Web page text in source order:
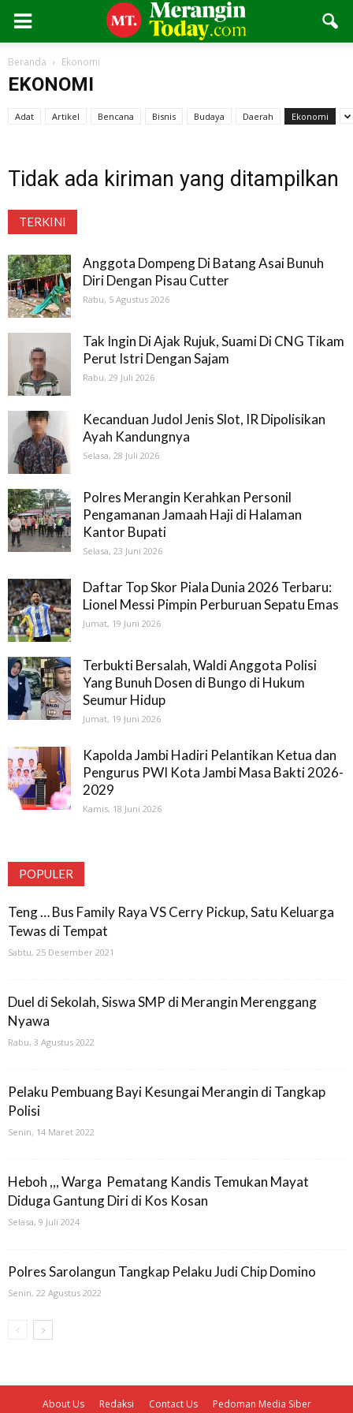
Beranda Ekonomi
EKONOMI
Adat Artikel Bencana Bisnis Budaya Daerah Ekonomi
Tidak ada kiriman yang ditampilkan
TERKINI
Anggota Dompeng Di Batang Asai Bunuh
Diri Dengan Pisau Cutter
Rabu, 5 Agustus 2026
Tak Ingin Di Ajak Rujuk, Suami Di CNG Tikam
Perut Istri Dengan Sajam
Rabu, 29 Juli 2026
Kecanduan Judol Jenis Slot, IR Dipolisikan
Ayah Kandungnya
Selasa, 28 Juli 2026
Polres Merangin Kerahkan Personil
Pengamanan Jamaah Haji di Halaman
Kantor Bupati
Selasa, 23 Juni 2026
Daftar Top Skor Piala Dunia 2026 Terbaru:
Lionel Messi Pimpin Perburuan Sepatu Emas
Jumat, 19 Juni 2026
Terbukti Bersalah, Waldi Anggota Polisi
Yang Bunuh Dosen di Bungo di Hukum
Seumur Hidup
Jumat, 19 Juni 2026
Kapolda Jambi Hadiri Pelantikan Ketua dan
Pengurus PWI Kota Jambi Masa Bakti 2026-
2029
Kamis, 18 Juni 2026
POPULER
Teng … Bus Family Raya VS Cerry Pickup, Satu Keluarga
Tewas di Tempat
Sabtu, 25 Desember 2021
Duel di Sekolah, Siswa SMP di Merangin Merenggang
Nyawa
Rabu, 3 Agustus 2022
Pelaku Pembuang Bayi Kesungai Merangin di Tangkap
Polisi
Senin, 14 Maret 2022
Heboh ,,, Warga Pematang Kandis Temukan Mayat
Diduga Gantung Diri di Kos Kosan
Selasa, 9 Juli 2024
Polres Sarolangun Tangkap Pelaku Judi Chip Domino
Senin, 22 Agustus 2022
About Us Redaksi Contact Us Pedoman Media Siber